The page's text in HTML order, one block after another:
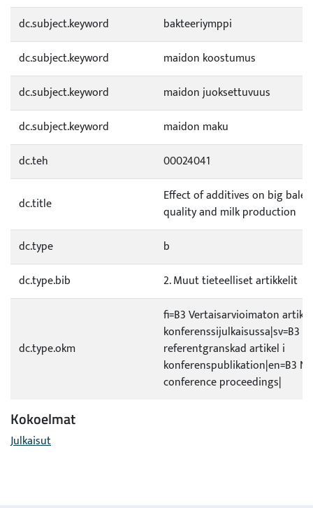
dc.subject.keyword
bakteeriymppi
dc.subject.keyword
maidon koostumus
dc.subject.keyword
maidon juoksettuvuus
dc.subject.keyword
maidon maku
dc.teh
00024041
dc.title
Effect of additives on big bale
quality and milk production
dc.type
b
dc.type.bib
2. Muut tieteelliset artikkelit
dc.type.okm
fi=B3 Vertaisarvioimaton
konferenssijulkaisussa|sv=B3
referentgranskad artikel i
konferenspublikation|en=B3
conference proceedings|
Kokoelmat
Julkaisut